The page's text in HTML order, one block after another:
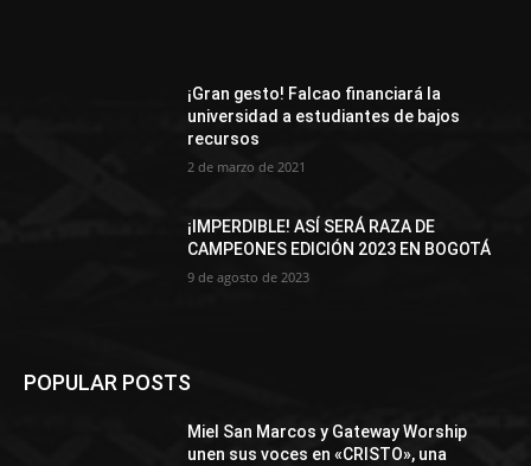
¡Gran gesto! Falcao financiará la
universidad a estudiantes de bajos
recursos
2 de marzo de 2021
¡IMPERDIBLE! ASÍ SERÁ RAZA DE
CAMPEONES EDICIÓN 2023 EN BOGOTÁ
9 de agosto de 2023
POPULAR POSTS
Miel San Marcos y Gateway Worship
unen sus voces en «CRISTO», una